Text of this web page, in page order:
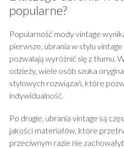
popularne?
Popularność mody vintage
pierwsze, ubrania w stylu
pozwalają wyróżnić się z tłumu.
odzieży, wiele osób szuka
stylowych rozwiązań, które
indywidualność.
Po drugie, ubrania vintage są
jakości materiałów, które
przeciwnym razie nie